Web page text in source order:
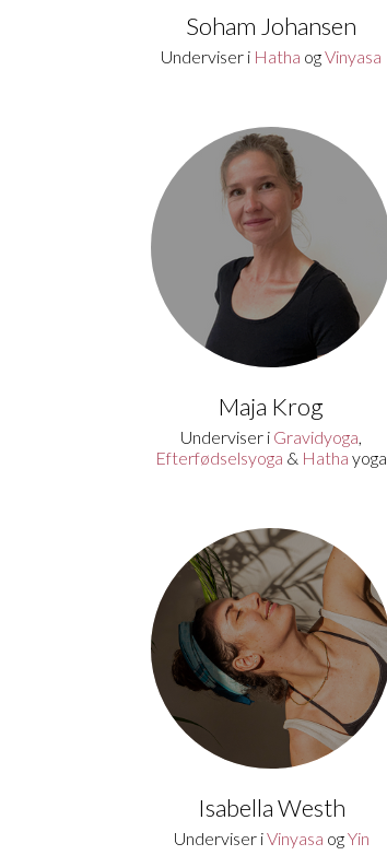
Soham Johansen
Underviser i Hatha ogVinyasa
Maja Krog
Underviser i Gravidyoga,
Efterfødselsyoga & Hatha yoga
Isabella Westh
Underviser iVinyasa ogYin